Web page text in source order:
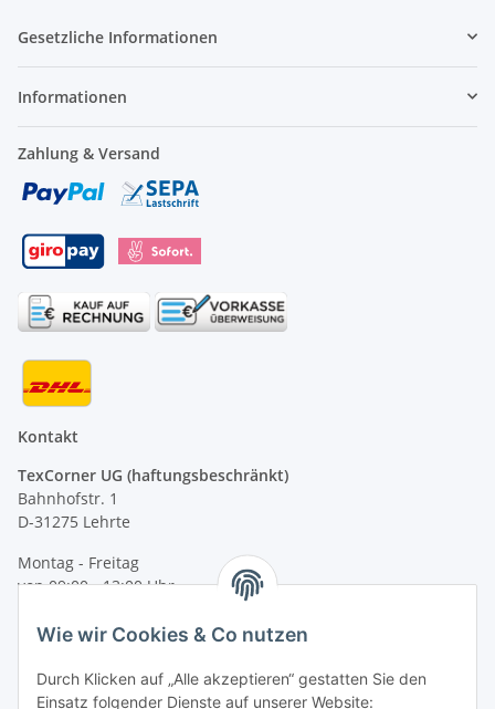
Gesetzliche Informationen
Informationen
Zahlung & Versand
Kontakt
TexCorner UG (haftungsbeschränkt)
Bahnhofstr. 1
D-31275 Lehrte
Montag - Freitag
von 09:00 - 13:00 Uhr
Tel: +49 (0) 5132 8230689
Fax: +49 (0) 5132 8230693
E-Mail:mail@signalweste.net
Wie wir Cookies & Co nutzen
Durch Klicken auf „Alle akzeptieren“ gestatten Sie den
Einsatz folgender Dienste auf unserer Website: